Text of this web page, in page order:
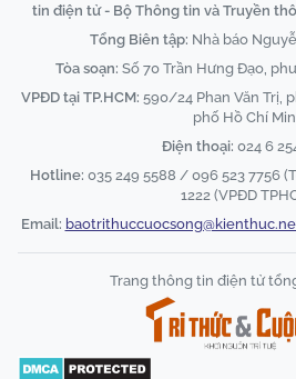
tin điện tử - Bộ Thông tin và Truyền
Tổng Biên tập: Nhà báo
Tòa soạn: Số 70 Trần Hưng Đạo,
VPĐD tại TP.HCM: 590/24 Phan Văn Trị,
phố Hồ Chí
Điện thoại: 024 6
Hotline: 035 249 5588 / 096 523 7756
1222 (VPĐD
Email:
Trang thông tin điện tử